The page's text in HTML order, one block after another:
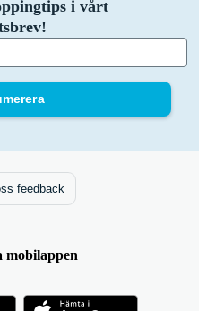
i vårt
feedback
mobilappen